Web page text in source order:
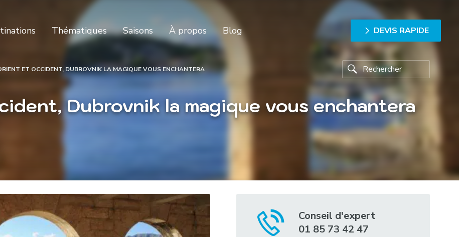
Thématiques Saisons À propos Blog DEVIS RAPIDE
ET OCCIDENT, DUBROVNIK LA MAGIQUE VOUS ENCHANTERA
Dubrovnik la magique vous enchantera
Conseil d'expert
01 85 73 42 47